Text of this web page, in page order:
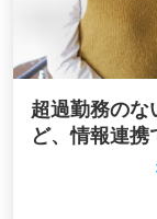
超過勤務のな
ど、情報連携